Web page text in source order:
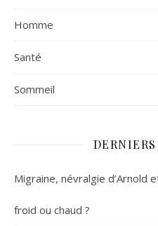
Homme
Santé
Sommeil
Migraine, névralgie d’Arnold
froid ou chaud ?